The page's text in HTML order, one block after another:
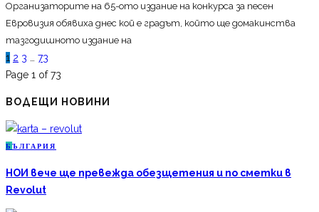
Организаторите на 65-ото издание на конкурса за песен
Евровизия обявиха днес кой е градът, който ще домакинства
тазгодишното издание на
1 2 3 … 73
Page 1 of 73
ВОДЕЩИ НОВИНИ
Б ЪЛГАРИЯ
НОИ вече ще превежда обезщетения и по сметки в
Revolut